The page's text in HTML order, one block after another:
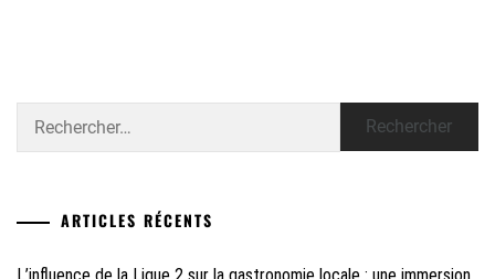
ARTICLES RÉCENTS